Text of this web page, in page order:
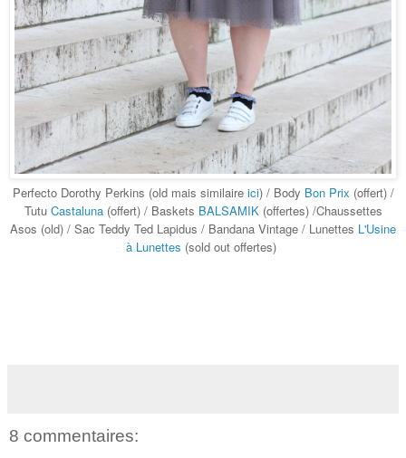
Perfecto Dorothy Perkins (old mais similaire ici) / Body Bon Prix (offert) /
Tutu Castaluna(offert) / Baskets BALSAMIK(offertes) /Chaussettes
Asos (old) / Sac Teddy Ted Lapidus / Bandana Vintage / Lunettes L'Usine
à Lunettes (sold out offertes)
8 commentaires: